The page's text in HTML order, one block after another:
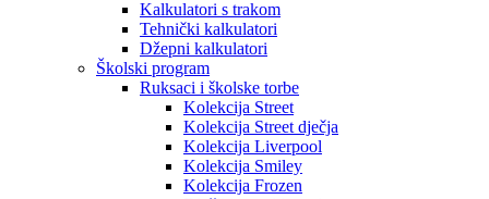
Kalkulatori s trakom
Tehnički kalkulatori
Džepni kalkulatori
Školski program
Ruksaci i školske torbe
Kolekcija Street
Kolekcija Street dječja
Kolekcija Liverpool
Kolekcija Smiley
Kolekcija Frozen